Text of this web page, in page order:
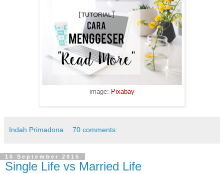
image: Pixabay
Indah Primadona 70 comments:
10 September 2015
Single Life vs Married Life